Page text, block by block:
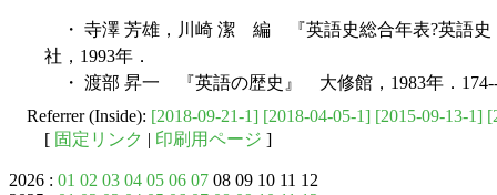
・ 寺澤 芳雄，川崎 潔 編 『英語史総合年表?英語史
社，1993年．
・ 渡部 昇一 『英語の歴史』 大修館，1983年．
Referrer (Inside): [2018-09-21-1] [2018-04-05-1] [2015-09-13-1]
[ 固定リンク | 印刷用ページ ]
2026 : 01 02 03 04 05 06 07 08 09 10 11 12